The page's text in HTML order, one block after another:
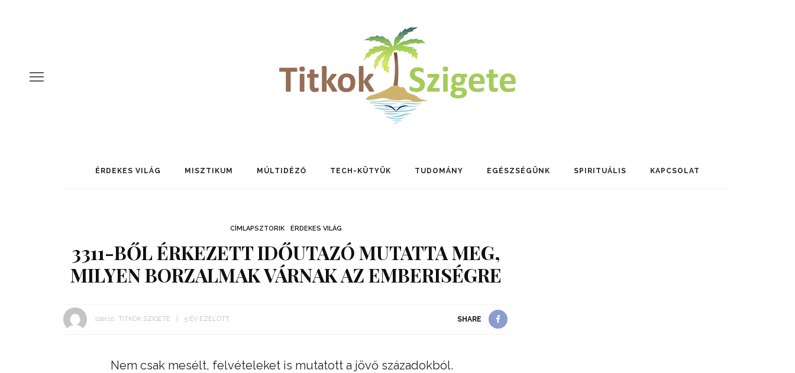
ÉRDEKES VILÁG MISZTIKUM MÚLTIDÉZŐ TECH-KÜTYÜK TUDOMÁNY EGÉSZSÉGÜNK SPIRITUÁLIS KAPCSOLAT
CÍMLAPSZTORIK ÉRDEKES VILÁG
3311-BŐL ÉRKEZETT IDŐUTAZÓ MUTATTA MEG,
MILYEN BORZALMAK VÁRNAK AZ EMBERISÉGRE
szerző: TITKOK SZIGETE 5 ÉV EZELŐTT SHARE
Nem csak mesélt, felvételeket is mutatott a jövő századokból.